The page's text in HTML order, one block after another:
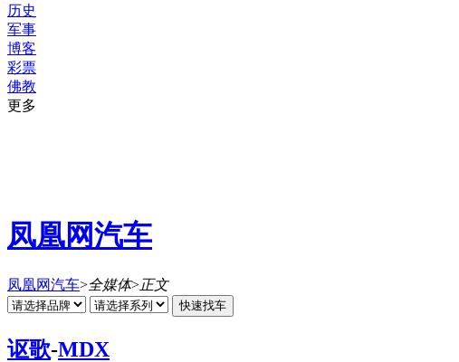
历史
军事
博客
彩票
佛教
更多
凤凰网汽车
凤凰网汽车>全媒体>正文
讴歌-MDX